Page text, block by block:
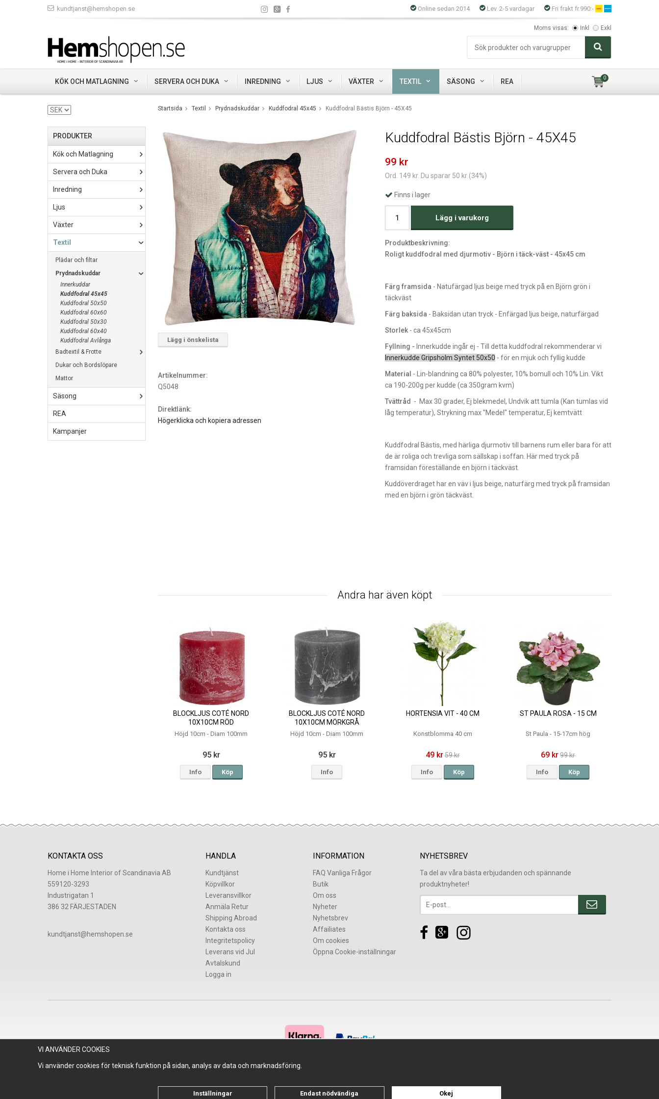
kundtjanst@hemshopen.se Online sedan 2014 Lev. 2-5 vardagar Fri frakt fr.990:-
Moms visas: Inkl Exkl
KÖK OCH MATLAGNING SERVERA OCH DUKA INREDNING LJUS VÄXTER TEXTIL SÄSONG REA 0
PRODUKTER
Kök och Matlagning
Servera och Duka
Inredning
Ljus
Växter
Textil
Plädar och filtar
Prydnadskuddar
Innerkuddar
Kuddfodral 45x45
Kuddfodral 50x50
Kuddfodral 60x60
Kuddfodral 50x30
Kuddfodral 60x40
Kuddfodral Avlånga
Badtextil & Frotte
Dukar och Bordslöpare
Mattor
Säsong
REA
Kampanjer
Startsida Textil Prydnadskuddar Kuddfodral 45x45 Kuddfodral Bästis Björn - 45X45
Kuddfodral Bästis Björn - 45X45
99 kr
Ord. 149 kr. Du sparar 50 kr (34%)
Finns i lager
Lägg i varukorg
Produktbeskrivning:
Roligt kuddfodral med djurmotiv - Björn i täck-väst - 45x45 cm
Färg framsida - Natufärgad ljus beige med tryck på en Björn grön i
täckväst
Färg baksida - Baksidan utan tryck - Enfärgad ljus beige, naturfärgad
Storlek- ca 45x45cm
Fyllning - Innerkudde ingår ej - Till detta kuddfodral rekommenderar vi
Innerkudde Gripsholm Syntet 50x50 - för en mjuk och fyllig kudde
Material - Lin-blandning ca 80% polyester, 10% bomull och 10% Lin. Vikt
ca 190-200g per kudde (ca 350gram kvm)
Tvättråd
- Max 30 grader, Ej blekmedel, Undvik att tumla (Kan tumlas vid
låg temperatur), Strykning max "Medel" temperatur, Ej kemtvätt
Kuddfodral Bästis, med härliga djurmotiv till barnens rum eller bara för att
de är roliga och trevliga som sällskap i soffan. Här med tryck på
framsidan föreställande en björn i täckväst.
Kuddöverdraget har en väv i ljus beige, naturfärg med tryck på framsidan
med en björn i grön täckväst.
Lägg i önskelista
Artikelnummer:
Q5048
Direktlänk:
Högerklicka och kopiera adressen
Andra har även köpt
BLOCKLJUS COTÉ NORD
10X10CM RÖD
Höjd 10cm - Diam 100mm
95 kr
Info Köp
BLOCKLJUS COTÉ NORD
10X10CM MÖRKGRÅ
Höjd 10cm - Diam 100mm
95 kr
Info
HORTENSIA VIT - 40 CM
Konstblomma 40 cm
49 kr59 kr
Info Köp
ST PAULA ROSA - 15 CM
St Paula - 15-17cm hög
69 kr 99 kr
Info Köp
KONTAKTA OSS
Home i Home Interior of Scandinavia AB
559120-3293
Industrigatan 1
386 32 FÄRJESTADEN
​kundtjanst@hemshopen.se
HANDLA
Kundtjänst
Köpvillkor
Leveransvillkor
Anmäla Retur
Shipping Abroad
Kontakta oss
Integritetspolicy
Leverans vid Jul
Avtalskund
Logga in
INFORMATION
FAQ Vanliga Frågor
Butik
Om oss
Nyheter
Nyhetsbrev
Affailiates
Om cookies
Öppna Cookie-inställningar
NYHETSBREV
Ta del av våra bästa erbjudanden och spännande
produktnyheter!
Drift & produktion:
VI ANVÄNDER COOKIES
Vi använder cookies för teknisk funktion på sidan, analys av data och marknadsföring.
Inställningar Endast nödvändiga Okej